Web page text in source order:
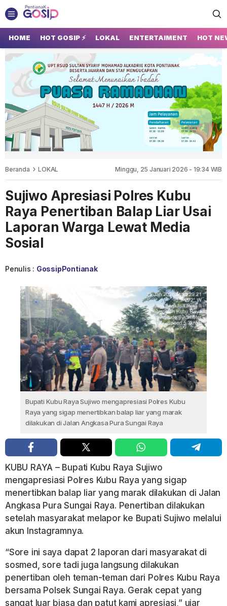
GOSIP PONTIANAK
Tempatnya Gosip Terupdate Pontianak
HOME HOT GOSIP ⚡ LOKAL ENTERTAIMENT HOT
Beranda LOKAL Minggu, 25 Januari 2026 - 19:34 WIB
Sujiwo Apresiasi Polres Kubu
Raya Penertiban Balap Liar Usai
Laporan Warga Lewat Media
Sosial
Penulis : GossipPontianak
Bupati Kubu Raya Sujiwo mengapresiasi Polres Kubu
Raya yang sigap menertibkan balap liar yang marak
dilakukan di Jalan Angkasa Pura Sungai Raya
KUBU RAYA – Bupati Kubu Raya Sujiwo
mengapresiasi Polres Kubu Raya yang sigap
menertibkan balap liar yang marak dilakukan di Jalan
Angkasa Pura Sungai Raya. Penertiban dilakukan
setelah masyarakat melapor ke Bupati Sujiwo melalui
akun Instagramnya.
“Sore ini saya dapat 2 laporan dari masyarakat di
sosmed, sore tadi juga langsung dilakukan
penertiban oleh teman-teman dari Polres Kubu Raya
bersama Polsek Sungai Raya. Gerak cepat yang
sangat luar biasa dan patut kami apresiasi,” ujar